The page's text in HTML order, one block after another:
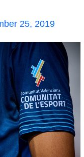
25, 2019